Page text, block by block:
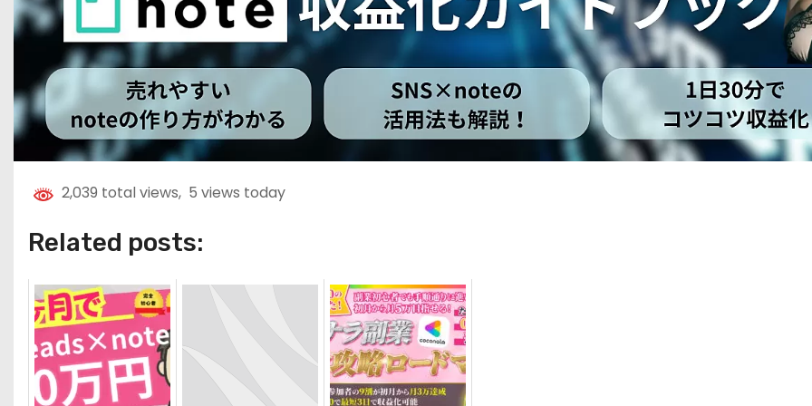
2,039 total views, 5 views today
Related posts: